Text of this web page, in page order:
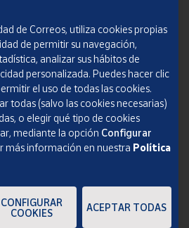
TELÉGRAFOS, S.A., S.M.E. Todos los derechos
de Correos, utiliza cookies propias
de permitir su navegación,
analizar sus hábitos de
personalizada. Puedes hacer clic
el uso de todas las cookies.
todas (salvo las cookies necesarias)
o elegir qué tipo de cookies
mediante la opción Configurar
más información en nuestra Política
CONFIGURAR
COOKIES
ACEPTAR TODAS